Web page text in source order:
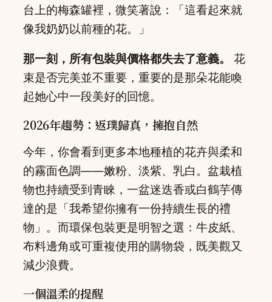
台上的梅森罐裡，微笑著說：「這看起來就
像我奶奶以前種的花。」
那一刻，所有包裝與價格都失去了意義。
花
束是否完美並不重要，重要的是那朵花能喚
起她心中一段美好的回憶。
2026年趨勢：返璞歸真，擁抱自然
今年，你會看到更多本地種植的花卉與柔和
的霧面色調——嫩粉、淡紫、乳白。盆栽植
物也持續受到青睞，一盆迷迭香或白鶴芋傳
達的是「我希望你擁有一份持續生長的禮
物」。而環保包裝更是明智之選：牛皮紙、
布料邊角或可重複使用的購物袋，既美觀又
減少浪費。
一個溫柔的提醒